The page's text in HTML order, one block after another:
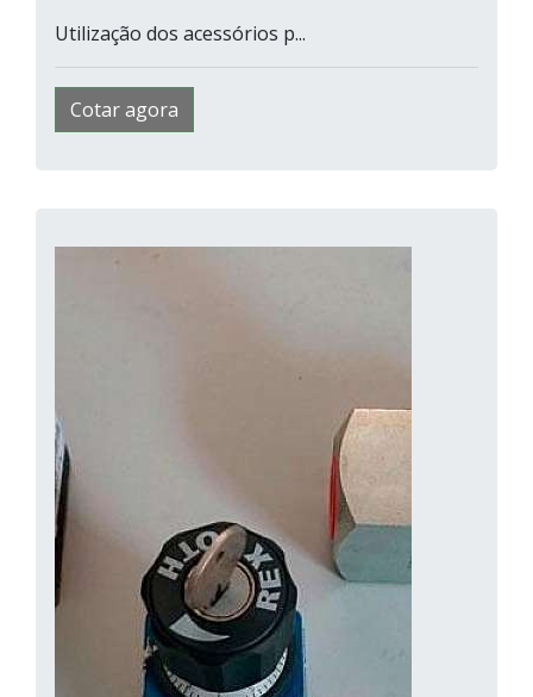
Utilização dos acessórios p...
Cotar agora